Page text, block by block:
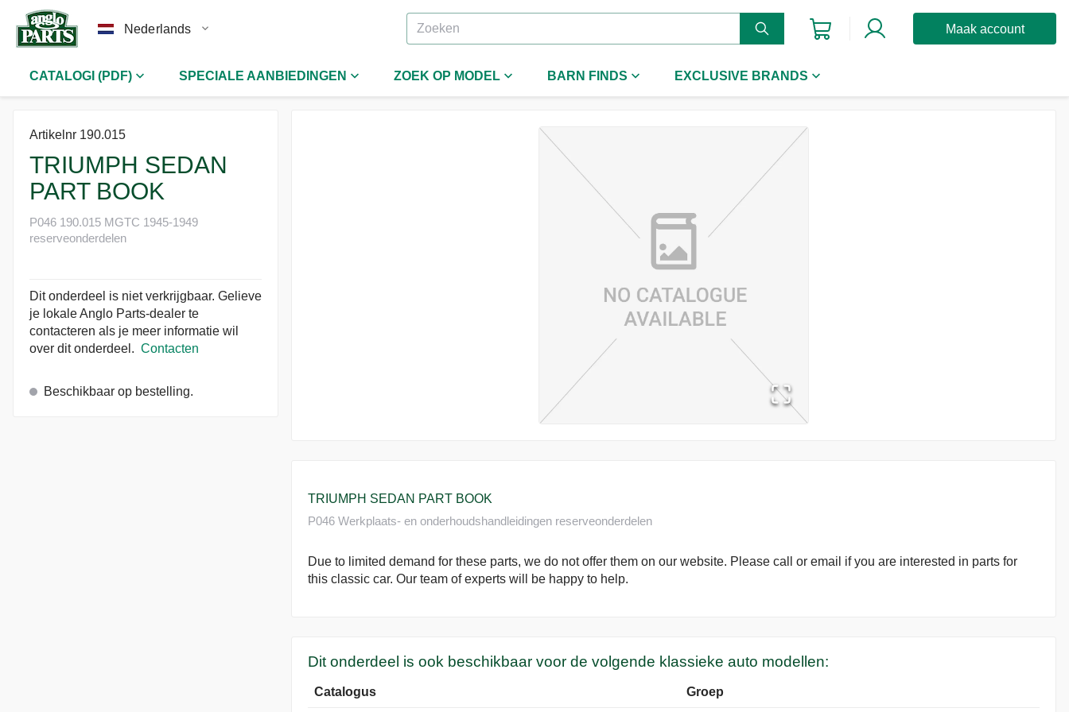
Nederlands Maak account
CATALOGI (PDF) SPECIALE AANBIEDINGEN ZOEK OP MODEL BARN FINDS EXCLUSIVE BRANDS
Artikelnr 190.015
TRIUMPH SEDAN
PART BOOK
P046 190.015 MGTC 1945-1949
reserveonderdelen
Dit onderdeel is niet verkrijgbaar. Gelieve
je lokale Anglo Parts-dealer te
contacteren als je meer informatie wil
over dit onderdeel. Contacten
Beschikbaar op bestelling.
TRIUMPH SEDAN PART BOOK
P046 Werkplaats- en onderhoudshandleidingen reserveonderdelen
Due to limited demand for these parts, we do not offer them on our website. Please call or email if you are interested in parts for
this classic car. Our team of experts will be happy to help.
Dit onderdeel is ook beschikbaar voor de volgende klassieke auto modellen:
Catalogus Groep